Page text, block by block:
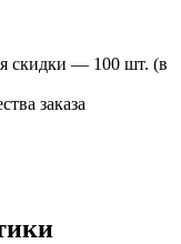
скидки — 100 шт. (в
заказа